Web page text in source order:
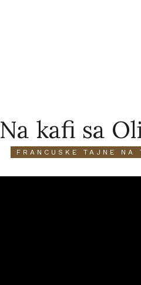
Na kafi sa
FRANCUSKE TAJNE NA